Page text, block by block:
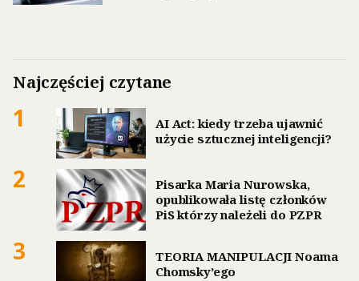
Najczęściej czytane
1
AI Act: kiedy trzeba ujawnić
użycie sztucznej inteligencji?
2
Pisarka Maria Nurowska,
opublikowała listę członków
PiS którzy należeli do PZPR
3
TEORIA MANIPULACJI Noama
Chomsky’ego